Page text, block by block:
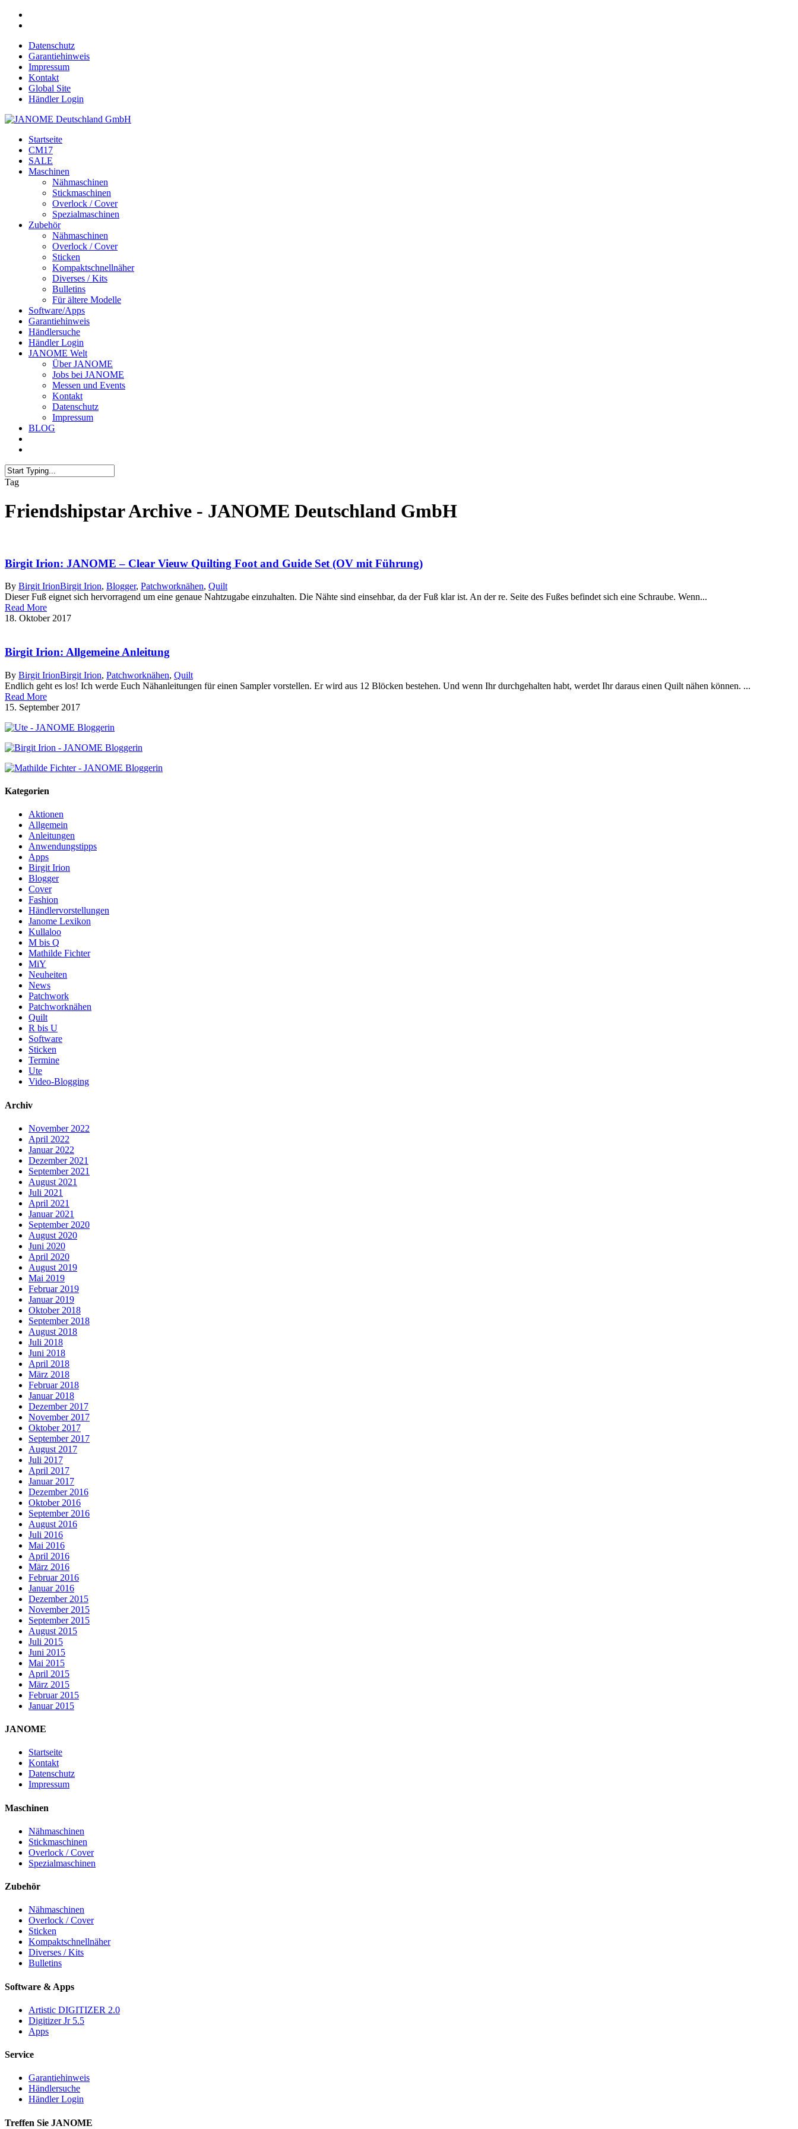
Datenschutz
Garantiehinweis
Impressum
Kontakt
Global Site
Händler Login
Startseite
CM17
SALE
Maschinen
Nähmaschinen
Stickmaschinen
Overlock / Cover
Spezialmaschinen
Zubehör
Nähmaschinen
Overlock / Cover
Sticken
Kompaktschnellnäher
Diverses / Kits
Bulletins
Für ältere Modelle
Software/Apps
Garantiehinweis
Händlersuche
Händler Login
JANOME Welt
Über JANOME
Jobs bei JANOME
Messen und Events
Kontakt
Datenschutz
Impressum
BLOG
Tag
Friendshipstar Archive - JANOME Deutschland GmbH
Birgit Irion: JANOME – Clear Vieuw Quilting Foot and Guide Set (OV mit Führung)
By Birgit IrionBirgit Irion, Blogger, Patchworknähen, Quilt
Dieser Fuß eignet sich hervorragend um eine genaue Nahtzugabe einzuhalten. Die Nähte sind einsehbar, da der Fuß klar ist. An der re. Seite des Fußes befindet sich eine Schraube. Wenn...
Read More
18. Oktober 2017
Birgit Irion: Allgemeine Anleitung
By Birgit IrionBirgit Irion, Patchworknähen, Quilt
Endlich geht es los! Ich werde Euch Nähanleitungen für einen Sampler vorstellen. Er wird aus 12 Blöcken bestehen. Und wenn Ihr durchgehalten habt, werdet Ihr daraus einen Quilt nähen können. ...
Read More
15. September 2017
Kategorien
Aktionen
Allgemein
Anleitungen
Anwendungstipps
Apps
Birgit Irion
Blogger
Cover
Fashion
Händlervorstellungen
Janome Lexikon
Kullaloo
M bis Q
Mathilde Fichter
MiY
Neuheiten
News
Patchwork
Patchworknähen
Quilt
R bis U
Software
Sticken
Termine
Ute
Video-Blogging
Archiv
November 2022
April 2022
Januar 2022
Dezember 2021
September 2021
August 2021
Juli 2021
April 2021
Januar 2021
September 2020
August 2020
Juni 2020
April 2020
August 2019
Mai 2019
Februar 2019
Januar 2019
Oktober 2018
September 2018
August 2018
Juli 2018
Juni 2018
April 2018
März 2018
Februar 2018
Januar 2018
Dezember 2017
November 2017
Oktober 2017
September 2017
August 2017
Juli 2017
April 2017
Januar 2017
Dezember 2016
Oktober 2016
September 2016
August 2016
Juli 2016
Mai 2016
April 2016
März 2016
Februar 2016
Januar 2016
Dezember 2015
November 2015
September 2015
August 2015
Juli 2015
Juni 2015
Mai 2015
April 2015
März 2015
Februar 2015
Januar 2015
JANOME
Startseite
Kontakt
Datenschutz
Impressum
Maschinen
Nähmaschinen
Stickmaschinen
Overlock / Cover
Spezialmaschinen
Zubehör
Nähmaschinen
Overlock / Cover
Sticken
Kompaktschnellnäher
Diverses / Kits
Bulletins
Software & Apps
Artistic DIGITIZER 2.0
Digitizer Jr 5.5
Apps
Service
Garantiehinweis
Händlersuche
Händler Login
Treffen Sie JANOME